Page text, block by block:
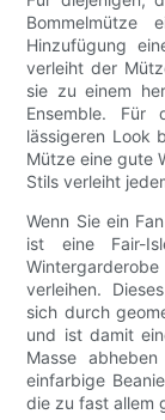
Bommelmütze
Hinzufügung
verleiht der
sie zu einem
Ensemble. Für
lässigeren Look
Mütze eine gute
Stils verleiht
Wenn Sie ein
ist eine Fair-
verleihen.
sich durch
und ist damit
Masse
einfarbige
die zu fast allem